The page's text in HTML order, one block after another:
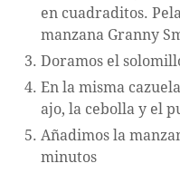
en cuadraditos.
manzana Granny
Doramos el
En la misma
ajo, la cebolla y el
Añadimos la
minutos